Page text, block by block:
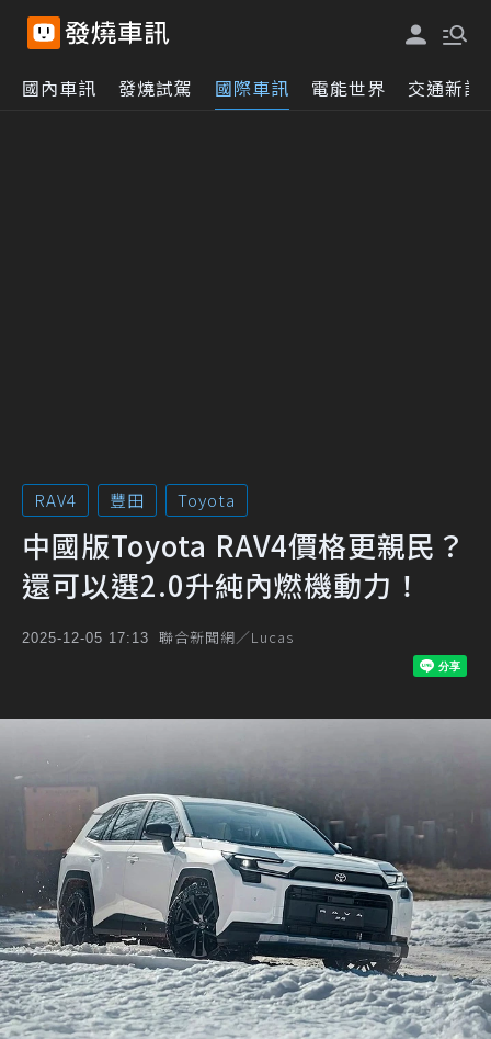
國內車訊 發燒試駕 國際車訊 電能世界 交通新訊
RAV4 豐田 Toyota
中國版Toyota RAV4價格更親民？
還可以選2.0升純內燃機動力！
2025-12-05 17:13 聯合新聞網／Lucas